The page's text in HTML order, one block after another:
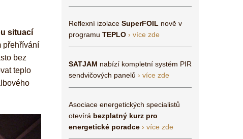
situací
přehřívání
bez
teplo
Reflexní izolace SuperFOIL nově v
programu TEPLO › více zde
SATJAM nabízí kompletní systém PIR
sendvičových panelů › více zde
Asociace energetických specialistů
otevírá bezplatný kurz pro
energetické poradce › více zde